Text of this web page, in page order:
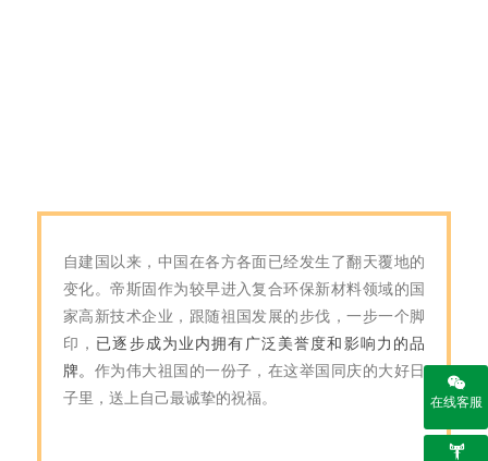
自建国以来，中国在各方各面已经发生了翻天覆地的
变化。帝斯固作为较早进入复合环保新材料领域的国
家高新技术企业，跟随祖国发展的步伐，一步一个脚
印， 已逐步成为业内拥有广泛美誉度和影响力的品
牌。 作为伟大祖国的一份子，在这举国同庆的大好日
子里，送上自己最诚挚的祝福。
在线客服